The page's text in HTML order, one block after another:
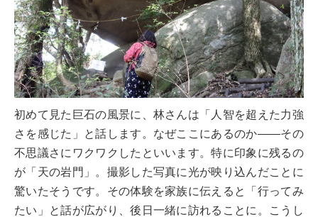
初めて見た巨石の風景に、林さんは「人智を超えた力強
さを感じた」と話します。なぜここにあるのか——その
不思議さにワクワクしたといいます。特に印象に残るの
が「天の岩門」。撮影した写真に光が映り込んだことに
驚いたそうです。その体験を家族に伝えると「行ってみ
たい」と話が広がり、後日一緒に訪れることに。こうし